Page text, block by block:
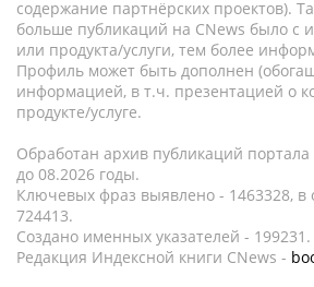
содержание партнёрских проектов).
больше публикаций на CNews было с
или продукта/услуги, тем более
Профиль может быть дополнен
информацией, в т.ч. презентацией о
продукте/услуге.
Обработан архив публикаций портала
до 08.2026 годы.
Ключевых фраз выявлено - 1463328, в
724413.
Создано именных указателей - 199231.
Редакция Индексной книги CNews -